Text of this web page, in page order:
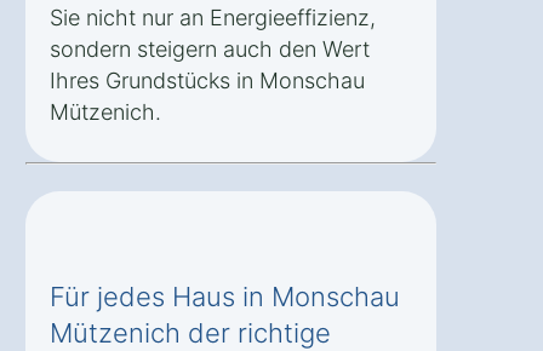
Sie nicht nur an Energieeffizienz,
sondern steigern auch den Wert
Ihres Grundstücks in Monschau
Mützenich.
Für jedes Haus in Monschau
Mützenich der richtige